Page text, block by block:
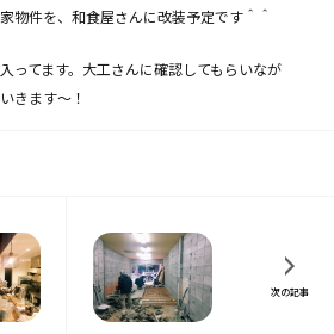
物件を、和食屋さんに改装予定です＾＾
ってます。大工さんに確認してもらいなが
きます〜！
次の記事